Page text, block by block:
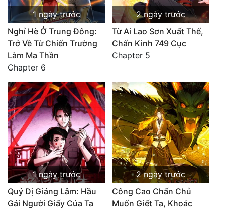
1 ngày trước
Nghỉ Hè Ở Trung Đông:
Trở Về Từ Chiến Trường
Làm Ma Thần
Chapter 6
2 ngày trước
Từ Ai Lao Sơn Xuất Thế,
Chấn Kinh 749 Cục
Chapter 5
1 ngày trước
Quỷ Dị Giáng Lâm: Hầu
Gái Người Giấy Của Ta
2 ngày trước
Công Cao Chấn Chủ
Muốn Giết Ta, Khoác